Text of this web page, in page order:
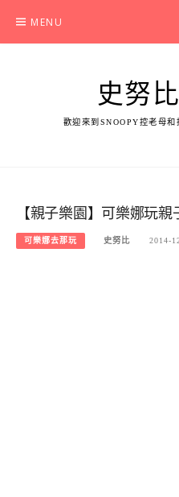
content
MENU
史努
歡迎來到SNOOPY控老母
【親子樂園】可樂娜玩
可樂娜去那玩 史努比 2014-